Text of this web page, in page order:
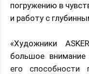
погружению в
и работу с
«Художники
большое внимание
его способности